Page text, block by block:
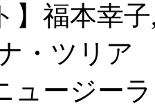
】福本幸
・ツリア
ュージー